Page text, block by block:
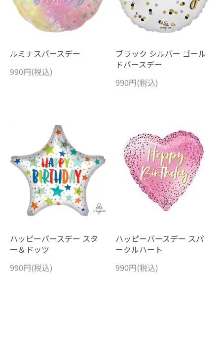
ルミナスバースデー
990円(税込)
ブラック シルバー ゴール
ドバースデー
990円(税込)
ハッピーバースデー スタ
ー＆ドッツ
990円(税込)
ハッピーバースデー スパ
ークルハート
990円(税込)